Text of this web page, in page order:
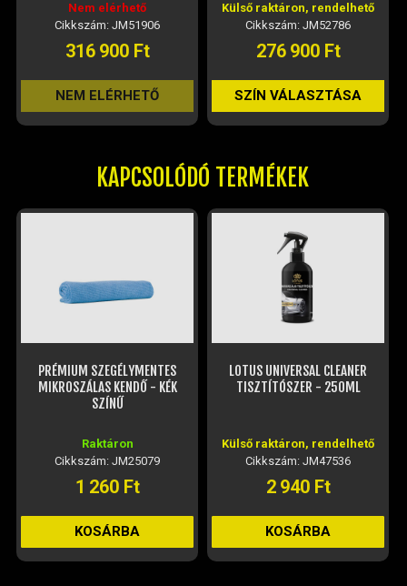
Nem elérhető
Cikkszám: JM51906
316 900 Ft
NEM ELÉRHETŐ
Külső raktáron, rendelhető
Cikkszám: JM52786
276 900 Ft
SZÍN VÁLASZTÁSA
KAPCSOLÓDÓ TERMÉKEK
PRÉMIUM SZEGÉLYMENTES
MIKROSZÁLAS KENDŐ - KÉK
SZÍNŰ
Raktáron
Cikkszám: JM25079
1 260 Ft
KOSÁRBA
LOTUS UNIVERSAL CLEANER
TISZTÍTÓSZER - 250ML
Külső raktáron, rendelhető
Cikkszám: JM47536
2 940 Ft
KOSÁRBA